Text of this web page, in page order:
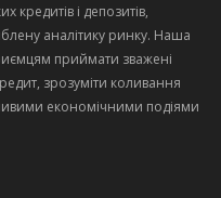
кредитів і депозитів,
аналітику ринку. Наша
приймати зважені
зрозуміти коливання
економічними подіями